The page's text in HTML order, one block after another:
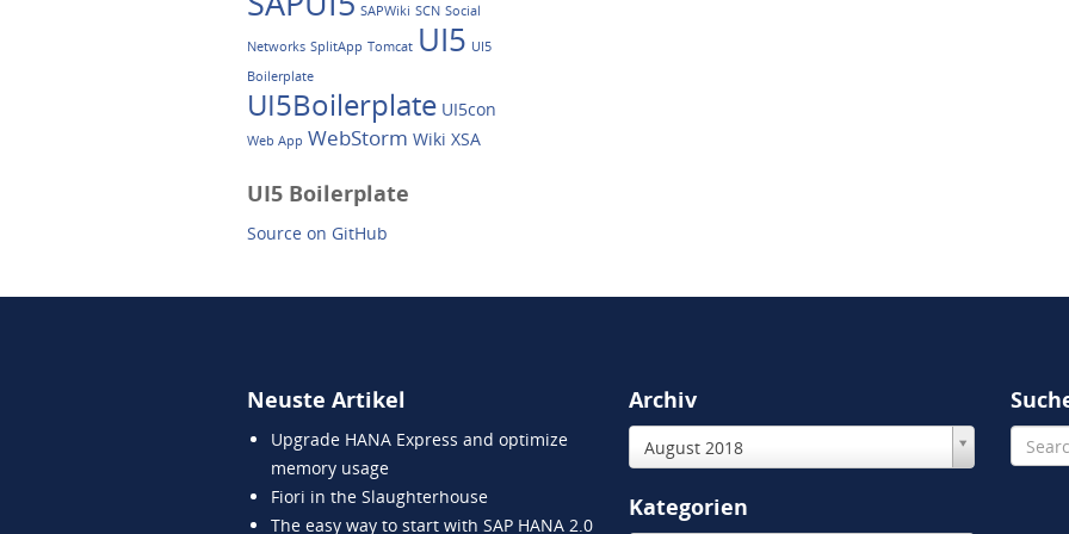
SAPWiki SCN Social
Networks SplitApp Tomcat UI5 UI5
Boilerplate
UI5Boilerplate UI5con
Web App WebStorm Wiki XSA
UI5 Boilerplate
Source on GitHub
Neuste Artikel
Upgrade HANA Express and optimize
memory usage
Fiori in the Slaughterhouse
The easy way to start with SAP HANA 2.0
Archiv
August 2018
Kategorien